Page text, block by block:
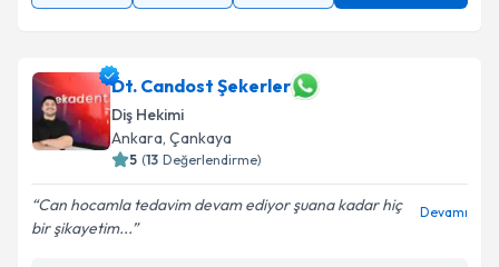
Dt. Candost Şekerler
Diş Hekimi
Ankara, Çankaya
5 (13 Değerlendirme)
Can hocamla tedavim devam ediyor şuana kadar hiç
bir şikayetim...
Devamı